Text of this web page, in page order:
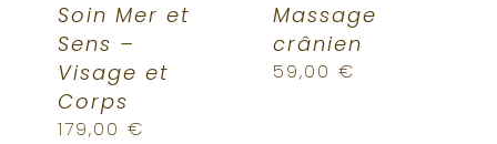
Soin Mer et
Sens –
Visage et
Corps
179,00 €
Massage
crânien
59,00€